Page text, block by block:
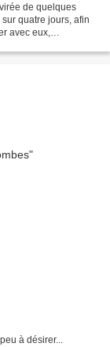
de quelques
quatre jours, afin
avec eux,
à désirer...